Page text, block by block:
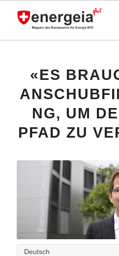
«ES
NG, UM
PFAD ZU
Deutsch